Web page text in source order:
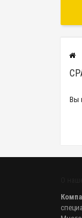
Вы